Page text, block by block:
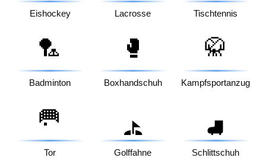
Eishockey Lacrosse Tischtennis
🏸
Badminton
🥊
Boxhandschuh
🥋
Kampfsportanzug
🥅
Tor
⛳
Golffahne
⛸️
Schlittschuh